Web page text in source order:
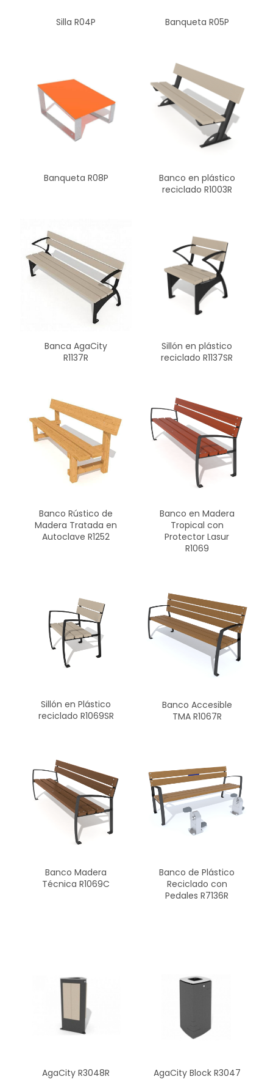
Silla R04P Banqueta R05P
Banqueta R08P
Banco en plástico
reciclado R1003R
Banca AgaCity
R1137R
Sillón en plástico
reciclado R1137SR
Banco Rústico de
Madera Tratada en
Autoclave R1252
Banco en Madera
Tropical con
Protector Lasur
R1069
Sillón en Plástico
reciclado R1069SR
Banco Accesible
TMA R1067R
Banco Madera
Técnica R1069C
Banco de Plástico
Reciclado con
Pedales R7136R
AgaCity R3048R AgaCity Block R3047